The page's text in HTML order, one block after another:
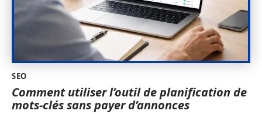
SEO
Comment utiliser l’outil de planification de
mots-clés sans payer d’annonces